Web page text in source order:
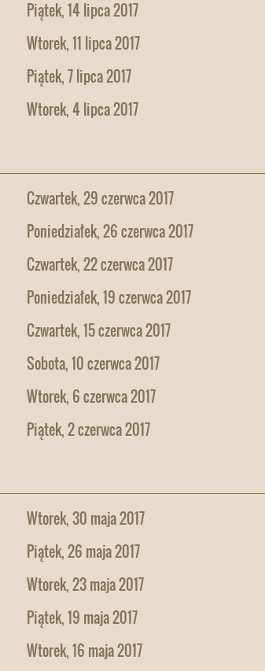
Piątek, 14 lipca 2017
Wtorek, 11 lipca 2017
Piątek, 7 lipca 2017
Wtorek, 4 lipca 2017
Czwartek, 29 czerwca 2017
Poniedziałek, 26 czerwca 2017
Czwartek, 22 czerwca 2017
Poniedziałek, 19 czerwca 2017
Czwartek, 15 czerwca 2017
Sobota, 10 czerwca 2017
Wtorek, 6 czerwca 2017
Piątek, 2 czerwca 2017
Wtorek, 30 maja 2017
Piątek, 26 maja 2017
Wtorek, 23 maja 2017
Piątek, 19 maja 2017
Wtorek, 16 maja 2017